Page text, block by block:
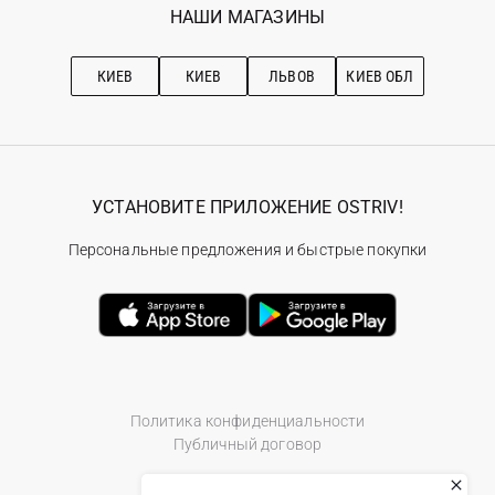
Ostriv Club+
Наши магазини
Рекомендации по уходу
НАШИ МАГАЗИНЫ
КИЕВ КИЕВ ЛЬВОВ КИЕВ ОБЛ
Политика конфиденциальности
Публичный договор
УСТАНОВИТЕ ПРИЛОЖЕНИЕ OSTRIV!
Персональные предложения и быстрые покупки